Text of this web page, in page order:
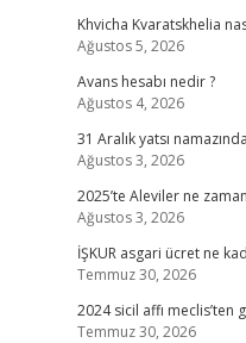
Khvicha Kvaratskhelia
Ağustos 5, 2026
Avans hesabı nedir ?
Ağustos 4, 2026
31 Aralık yatsı
Ağustos 3, 2026
2025’te Aleviler ne
Ağustos 3, 2026
İŞKUR asgari ücret ne
Temmuz 30, 2026
2024 sicil affı meclis’ten
Temmuz 30, 2026